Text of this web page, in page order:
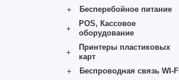
Бесперебойное питание
POS, Кассовое
оборудование
Принтеры пластиковых
карт
Беспроводная связь WI-FI